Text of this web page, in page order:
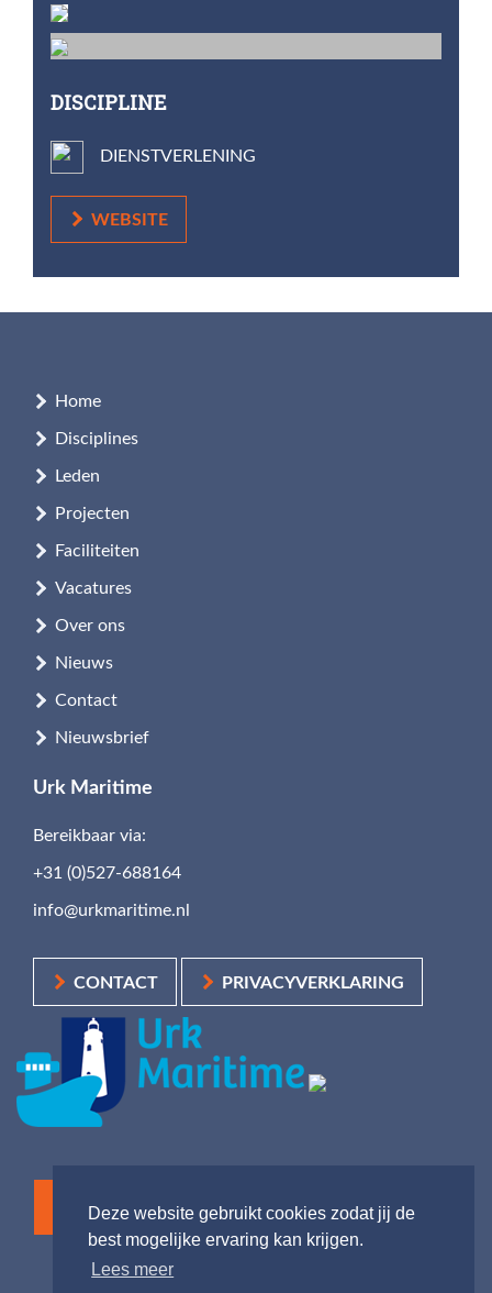
Deze website gebruikt cookies zodat jij de
best mogelijke ervaring kan krijgen.
Lees meer
DISCIPLINE
DIENSTVERLENING
WEBSITE
Home
Disciplines
Leden
Projecten
Faciliteiten
Vacatures
Over ons
Nieuws
Contact
Nieuwsbrief
Urk Maritime
Bereikbaar via:
+31 (0)527-688164
info@urkmaritime.nl
CONTACT PRIVACYVERKLARING